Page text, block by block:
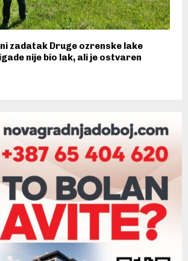
zadatak Druge ozrenske lake
nije bio lak, ali je ostvaren